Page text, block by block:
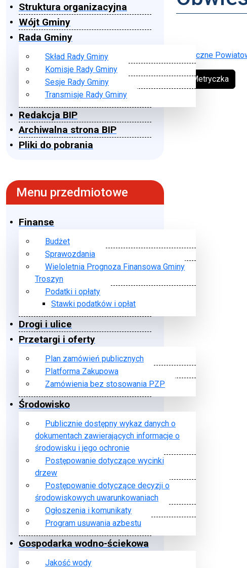
Struktura organizacyjna
Wójt Gminy
Rada Gminy
Skład Rady Gminy
Komisje Rady Gminy
Sesje Rady Gminy
Transmisje Rady Gminy
Redakcja BIP
Archiwalna strona BIP
Pliki do pobrania
Menu przedmiotowe
Finanse
Budżet
Sprawozdania
Wieloletnia Prognoza Finansowa Gminy
Troszyn
Podatki i opłaty
Stawki podatków i opłat
Drogi i ulice
Przetargi i oferty
Plan zamówień publicznych
Platforma Zakupowa
Zamówienia bez stosowania PZP
Środowisko
Publicznie dostępny wykaz danych o
dokumentach zawierających informacje o
środowisku i jego ochronie
Postępowanie dotyczące wycinki
drzew
Postępowanie dotyczące decyzji o
środowiskowych uwarunkowaniach
Ogłoszenia i komunikaty
Program usuwania azbestu
Gospodarka wodno-ściekowa
Jakość wody
Wytyczne
➔ Metryczka